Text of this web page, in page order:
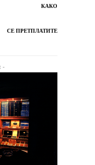
КАКО
СЕ ПРЕТПЛАТИТЕ
-